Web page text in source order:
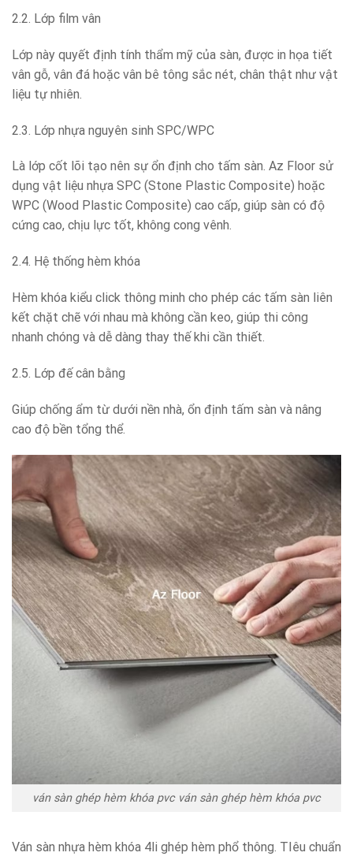
2.2. Lớp film vân
Lớp này quyết định tính thẩm mỹ của sàn, được in họa tiết
vân gỗ, vân đá hoặc vân bê tông sắc nét, chân thật như vật
liệu tự nhiên.
2.3. Lớp nhựa nguyên sinh SPC/WPC
Là lớp cốt lõi tạo nên sự ổn định cho tấm sàn. Az Floor sử
dụng vật liệu nhựa SPC (Stone Plastic Composite) hoặc
WPC (Wood Plastic Composite) cao cấp, giúp sàn có độ
cứng cao, chịu lực tốt, không cong vênh.
2.4. Hệ thống hèm khóa
Hèm khóa kiểu click thông minh cho phép các tấm sàn liên
kết chặt chẽ với nhau mà không cần keo, giúp thi công
nhanh chóng và dễ dàng thay thế khi cần thiết.
2.5. Lớp đế cân bằng
Giúp chống ẩm từ dưới nền nhà, ổn định tấm sàn và nâng
cao độ bền tổng thể.
ván sàn ghép hèm khóa pvc ván sàn ghép hèm khóa pvc
Ván sàn nhựa hèm khóa 4li ghép hèm phổ thông. TIêu chuẩn